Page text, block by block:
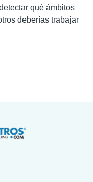
qué ámbitos
deberías trabajar